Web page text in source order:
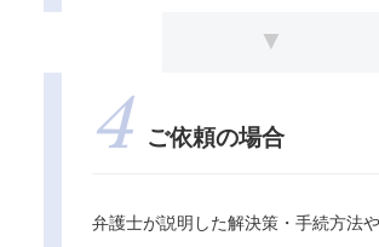
ご依頼の場合
弁護士が説明した解決策・手続方法